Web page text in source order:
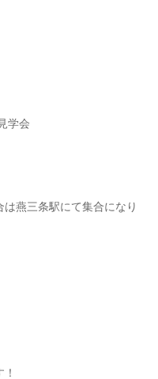
学会
燕三条駅にて集合になり